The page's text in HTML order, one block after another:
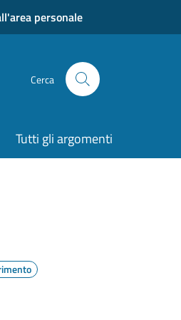
personale
Cerca
Tutti gli argomenti